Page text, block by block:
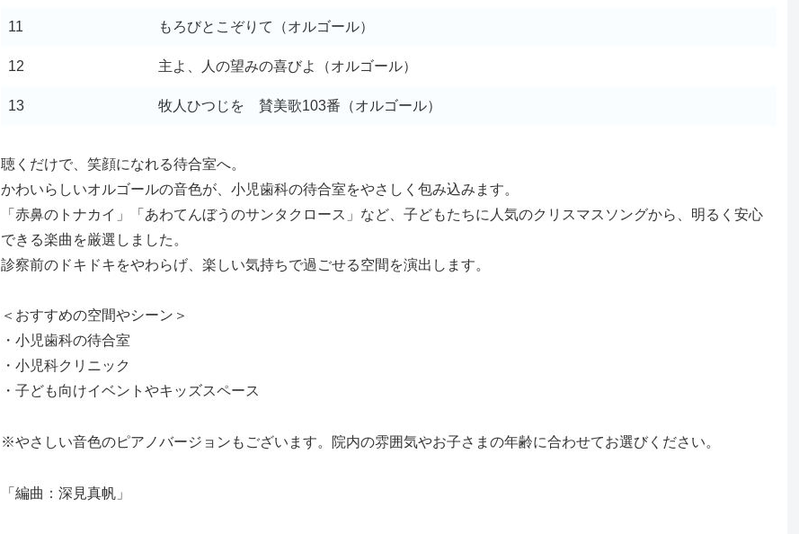
11 もろびとこぞりて（オルゴール）
12 主よ、人の望みの喜びよ（オルゴール）
13 牧人ひつじを 賛美歌103番（オルゴール）
聴くだけで、笑顔になれる待合室へ。
かわいらしいオルゴールの音色が、小児歯科の待合室をやさしく包み込みます。
「赤鼻のトナカイ」「あわてんぼうのサンタクロース」など、子どもたちに人気のクリスマスソングから、明るく安心
できる楽曲を厳選しました。
診察前のドキドキをやわらげ、楽しい気持ちで過ごせる空間を演出します。
＜おすすめの空間やシーン＞
・小児歯科の待合室
・小児科クリニック
・子ども向けイベントやキッズスペース
※やさしい音色のピアノバージョンもございます。院内の雰囲気やお子さまの年齢に合わせてお選びください。
「編曲：深見真帆」